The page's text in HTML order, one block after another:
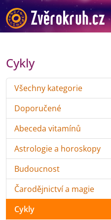
Cykly
Všechny kategorie
Doporučené
Abeceda vitamínů
Astrologie a horoskopy
Budoucnost
Čarodějnictví a magie
Cykly